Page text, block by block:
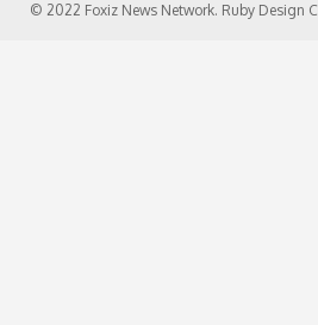
© 2022 Foxiz News Network. Ruby Design